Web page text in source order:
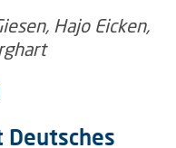
Deutsches